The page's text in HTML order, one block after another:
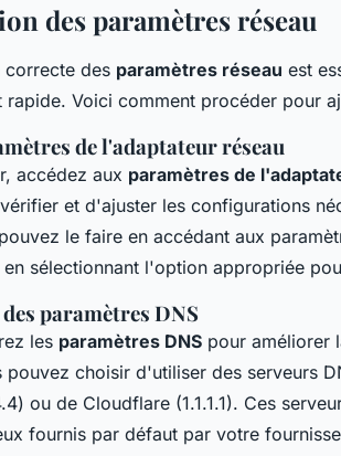
des paramètres réseau
des paramètres réseau est
rapide. Voici comment procéder pour
de l'adaptateur réseau
accédez aux paramètres de
et d'ajuster les configurations
le faire en accédant aux
sélectionnant l'option appropriée
paramètres DNS
les paramètres DNS pour améliorer
pouvez choisir d'utiliser des serveurs
ou de Cloudflare (1.1.1.1). Ces
fournis par défaut par votre